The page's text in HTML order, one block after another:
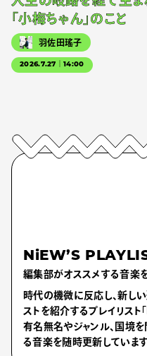
「小梅ちゃん」のこと
羽佐田瑤子
2026.7.27｜14:00
NiEW’S
編集部がオススメする音楽
時代の機微に反応し、新し
ストを紹介するプレイリスト
有名無名やジャンル、国境
る音楽を随時更新しています